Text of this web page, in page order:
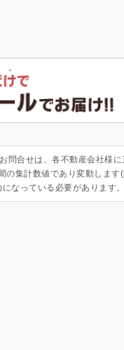
合せは、各不動産会社様に
集計数値であり変動します
なっている必要があります。